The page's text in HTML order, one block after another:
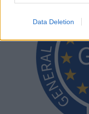
Data Deletion